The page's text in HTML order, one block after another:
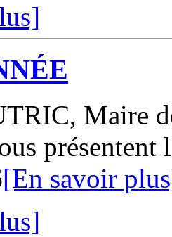
Maire
présentent
[En savoir